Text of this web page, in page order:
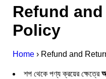
Refund
Policy
Home › Refund and
শপ থেকে পণ্য ক্রয়ের ক্ষেত্রে